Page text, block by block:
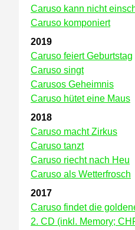
Caruso kann nicht
Caruso komponiert
2019
Caruso feiert Geburtstag
Caruso singt
Carusos Geheimnis
Caruso hütet eine Maus
2018
Caruso macht Zirkus
Caruso tanzt
Caruso riecht nach Heu
Caruso als Wetterfrosch
2017
Caruso findet die
2. CD (inkl. Memory;